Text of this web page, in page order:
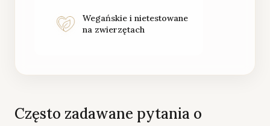
Wegańskie i nietestowane
na zwierzętach
Często zadawane pytania o